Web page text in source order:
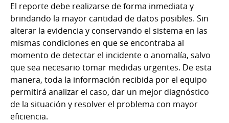
El reporte debe realizarse de forma inmediata y
brindando la mayor cantidad de datos posibles. Sin
alterar la evidencia y conservando el sistema en las
mismas condiciones en que se encontraba al
momento de detectar el incidente o anomalía, salvo
que sea necesario tomar medidas urgentes. De esta
manera, toda la información recibida por el equipo
permitirá analizar el caso, dar un mejor diagnóstico
de la situación y resolver el problema con mayor
eficiencia.